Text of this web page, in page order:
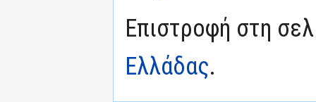
Επιστροφή στη
Ελλάδας.